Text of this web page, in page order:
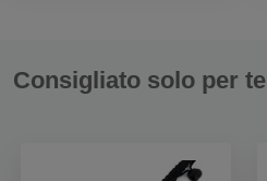
Consigliato solo per te